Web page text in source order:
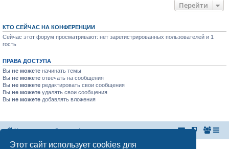
Этот сайт использует cookies для
Перейти
КТО СЕЙЧАС НА КОНФЕРЕНЦИИ
Сейчас этот форум просматривают: нет зарегистрированных пользователей и 1
гость
ПРАВА ДОСТУПА
Вы не можете начинать темы
Вы не можете отвечать на сообщения
Вы не можете редактировать свои сообщения
Вы не можете удалять свои сообщения
Вы не можете добавлять вложения
На главную Список форумов
Российская Ассоциация Развития Игорного Бизнеса